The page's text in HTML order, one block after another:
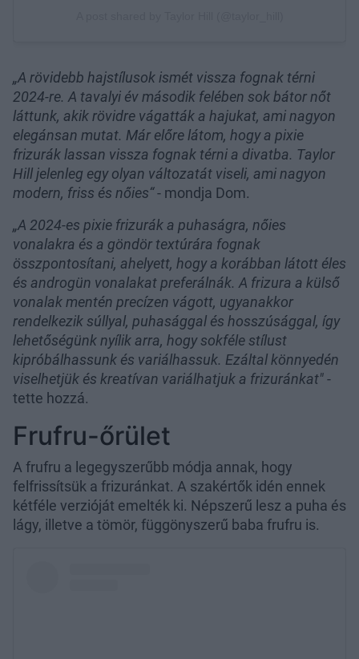
„A rövidebb hajstílusok ismét vissza fognak térni
2024-re. A tavalyi év második felében sok bátor nőt
láttunk, akik rövidre vágatták a hajukat, ami nagyon
elegánsan mutat. Már előre látom, hogy a pixie
frizurák lassan vissza fognak térni a divatba. Taylor
Hill jelenleg egy olyan változatát viseli, ami nagyon
modern, friss és nőies“- mondja Dom.
„A 2024-es pixie frizurák a puhaságra, nőies
vonalakra és a göndör textúrára fognak
összpontosítani, ahelyett, hogy a korábban látott éles
és androgün vonalakat preferálnák. A frizura a külső
vonalak mentén precízen vágott, ugyanakkor
rendelkezik súllyal, puhasággal és hosszúsággal, így
lehetőségünk nyílik arra, hogy sokféle stílust
kipróbálhassunk és variálhassuk. Ezáltal könnyedén
viselhetjük és kreatívan variálhatjuk a frizuránkat"-
tette hozzá.
Frufru-őrület
A frufru a legegyszerűbb módja annak, hogy
felfrissítsük a frizuránkat. A szakértők idén ennek
kétféle verzióját emelték ki. Népszerű lesz a puha és
lágy, illetve a tömör, függönyszerű baba frufru is.